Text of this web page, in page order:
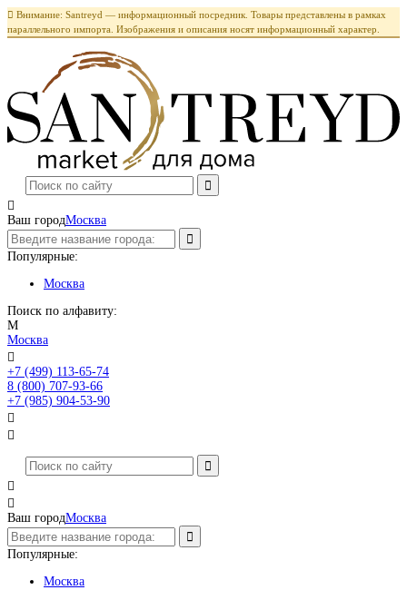
 Внимание: Santreyd — информационный посредник. Товары представлены в рамках
параллельного импорта. Изображения и описания носят информационный характер.

Ваш городМосква
Популярные:
Москва
Поиск по алфавиту:
М
Москва

+7 (499) 113-65-74
8 (800) 707-93-66
+7 (985) 904-53-90




Ваш городМосква
Популярные:
Москва